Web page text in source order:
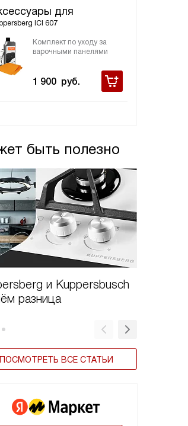
для
ICI 607
Комплект по уходу за
варочными панелями
1 900 руб.
быть полезно
и Kuppersbusch
разница
ПОСМОТРЕТЬ ВСЕ СТАТЬИ